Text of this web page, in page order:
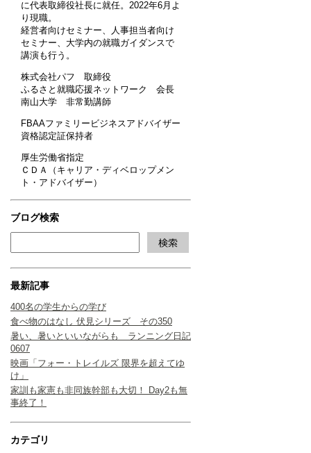
に代表取締役社長に就任。2022年6月よ
り現職。
経営者向けセミナー、人事担当者向け
セミナー、大学内の就職ガイダンスで
講演も行う。
株式会社パフ 取締役
ふるさと就職応援ネットワーク 会長
南山大学 非常勤講師
FBAAファミリービジネスアドバイザー
資格認定証保持者
厚生労働省指定
ＣＤＡ（キャリア・ディベロップメン
ト・アドバイザー）
ブログ検索
最新記事
400名の学生からの学び
食べ物のはなし 伏見シリーズ その350
暑い、暑いといいながらも ランニング日記
0607
映画「フォー・トレイルズ 限界を超えてゆ
け」
家訓も家憲も非同族幹部も大切！ Day2も無
事終了！
カテゴリ